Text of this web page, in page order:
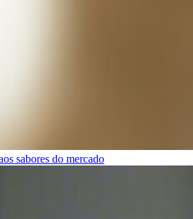
sabores do mercado